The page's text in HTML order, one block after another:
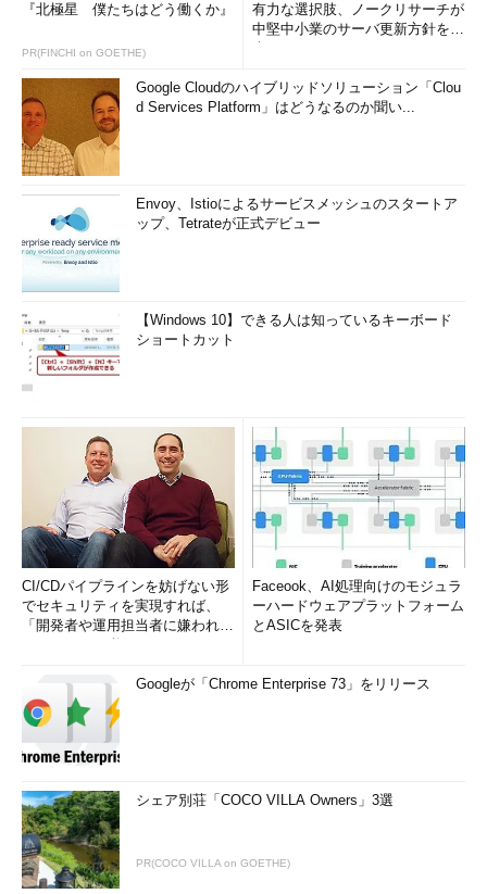
『北極星 僕たちはどう働くか』
PR(FINCHI on GOETHE)
有力な選択肢、ノークリサーチが
中堅中小業のサーバ更新方針を調
Google Cloudのハイブリッドソリューション「Clou
d Services Platform」はどうなるのか聞い...
Envoy、Istioによるサービスメッシュのスタートア
ップ、Tetrateが正式デビュー
【Windows 10】できる人は知っているキーボード
ショートカット
CI/CDパイプラインを妨げない形
でセキュリティを実現すれば、
「開発者や運用担当者に嫌われな
Faceook、AI処理向けのモジュラ
ーハードウェアプラットフォーム
とASICを発表
Googleが「Chrome Enterprise 73」をリリース
シェア別荘「COCO VILLA Owners」3選
PR(COCO VILLA on GOETHE)